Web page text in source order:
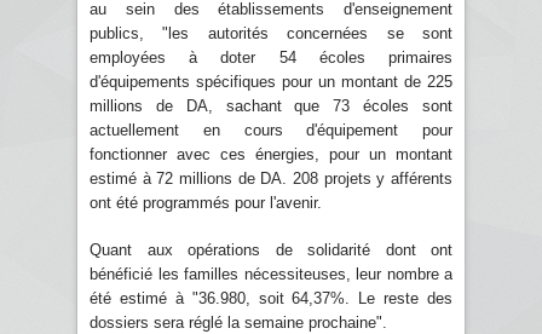
au sein des établissements d'enseignement
publics, "les autorités concernées se sont
employées à doter 54 écoles primaires
d'équipements spécifiques pour un montant de 225
millions de DA, sachant que 73 écoles sont
actuellement en cours d'équipement pour
fonctionner avec ces énergies, pour un montant
estimé à 72 millions de DA. 208 projets y afférents
ont été programmés pour l'avenir.
Quant aux opérations de solidarité dont ont
bénéficié les familles nécessiteuses, leur nombre a
été estimé à "36.980, soit 64,37%. Le reste des
dossiers sera réglé la semaine prochaine".